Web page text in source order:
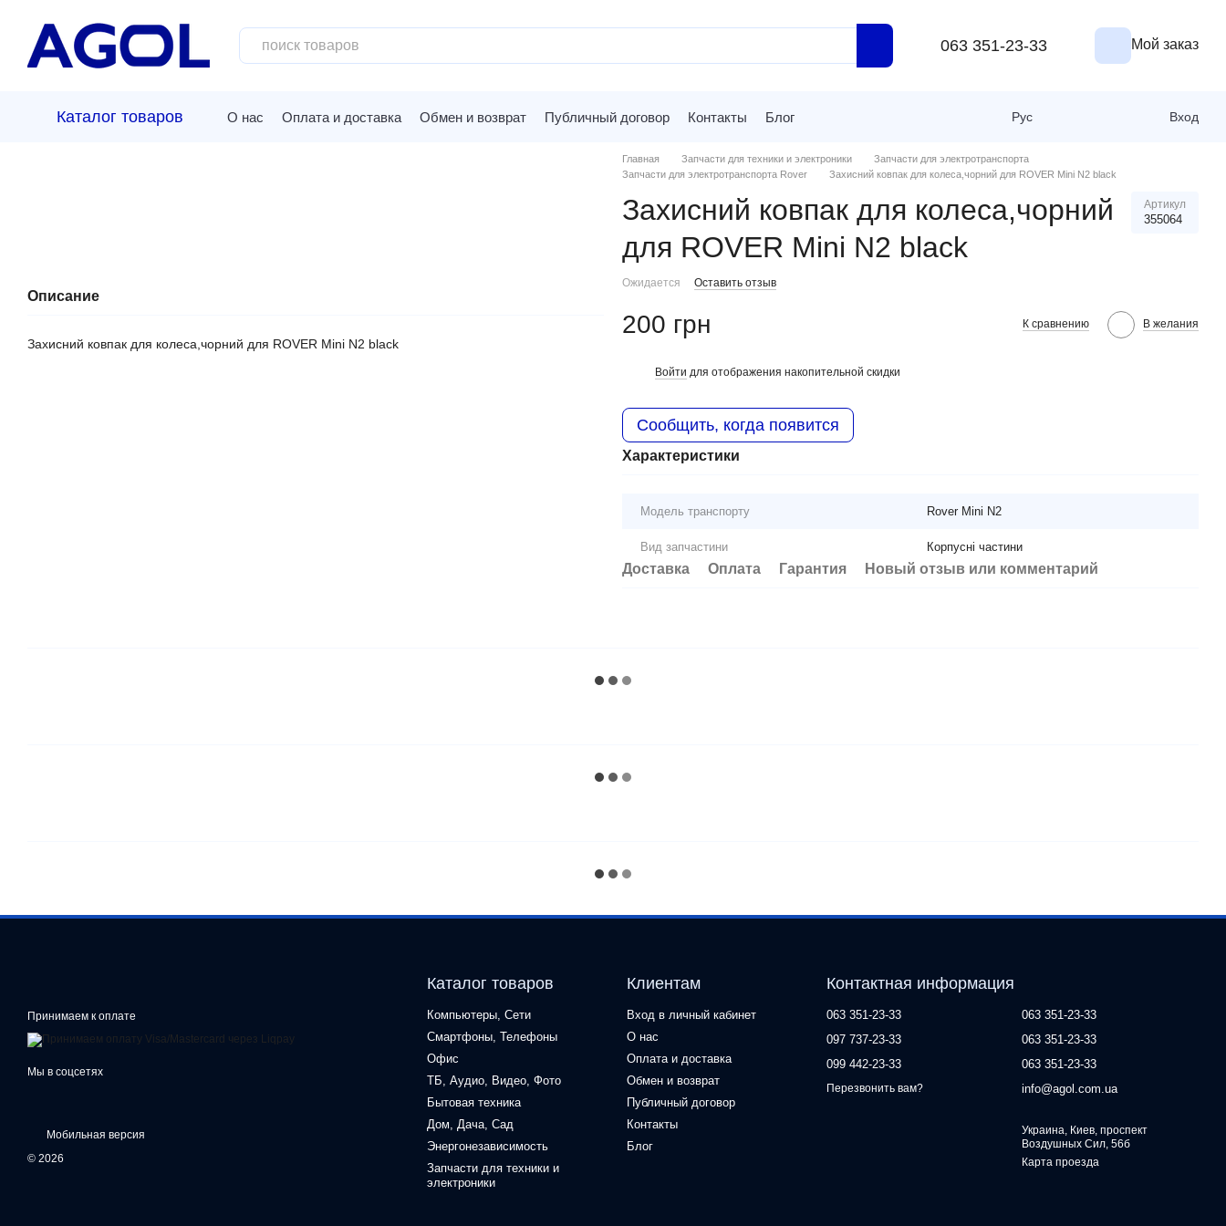
063 351-23-33 Мой заказ
Каталог товаров О нас Оплата и доставка Обмен и возврат Публичный договор Контакты Блог Рус Вход
Описание
Захисний ковпак для колеса,чорний для ROVER Mini N2 black
Главная Запчасти для техники и электроники
Запчасти для электротранспорта
Запчасти для электротранспорта Rover
Захисний ковпак для колеса,чорний для ROVER Mini N2 black
Захисний ковпак для колеса,чорний
для ROVER Mini N2 black
Артикул
355064
Ожидается Оставить отзыв
200 грн К сравнению В желания
Войти для отображения накопительной скидки
Сообщить, когда появится
Характеристики
Модель транспорту Rover Mini N2
Вид запчастини Корпусні частини
Доставка Оплата Гарантия Новый отзыв или комментарий
Принимаем к оплате
Мы в соцсетях
Мобильная версия
© 2026
Каталог товаров
Компьютеры, Сети
Смартфоны, Телефоны
Офис
ТБ, Аудио, Видео, Фото
Бытовая техника
Дом, Дача, Сад
Энергонезависимость
Запчасти для техники и
электроники
Клиентам
Вход в личный кабинет
О нас
Оплата и доставка
Обмен и возврат
Публичный договор
Контакты
Блог
Контактная информация
063 351-23-33
097 737-23-33
099 442-23-33
Перезвонить вам?
063 351-23-33
063 351-23-33
063 351-23-33
info@agol.com.ua
Украина, Киев, проспект
Воздушных Сил, 56б
Карта проезда